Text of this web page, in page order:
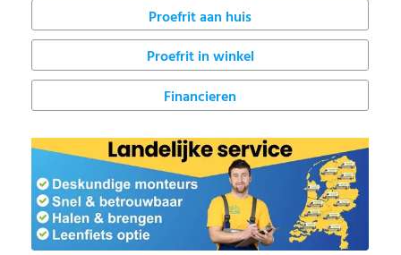
Proefrit in winkel
Financieren